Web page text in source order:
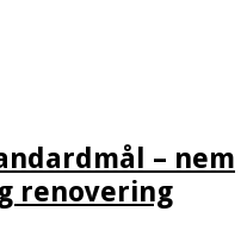
– nem
renovering